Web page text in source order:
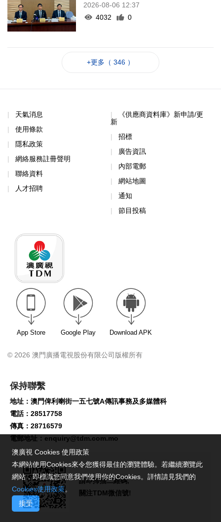
2026-08-06 12:37
4032
0
+更多（ 346 ）
天氣消息
使用條款
隱私政策
網絡服務註冊聲明
聯絡資料
人才招聘
《供應商資料庫》新申請/更
新
招標
廣告資訊
內部電郵
網站地圖
通知
節目投稿
App Store Google Play Download APK
© 2026 澳門廣播電視股份有限公司版權所有
保持聯繫
地址：澳門俾利喇街一五七號A傳訊事務及多媒體科
電話：28517758
傳真：28716579
電郵地址： enquiry@tdm.com.mo
請即掃描二維碼,
關注TDM微信號!
澳廣視 Cookies 使用政策
本網站使用Cookies來令您獲得最佳的瀏覽體驗。若繼續瀏覽此
網站，即標識您同意我們使用你的Cookies。詳情請見我們的
Cookies使用政策。
接受